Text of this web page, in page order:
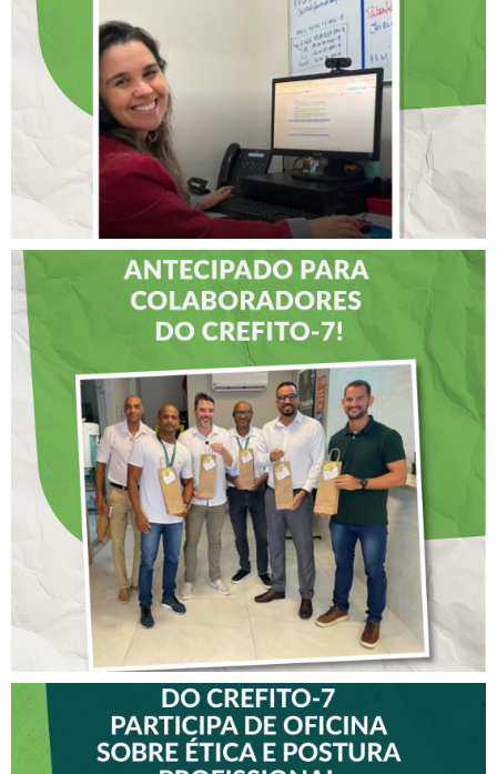
RENOMADO PROGRAMA
INTERNACIONAL DE
LIDERANÇAS
DIA DOS PAIS É
ANTECIPADO PARA
COLABORADORES DO
CREFITO-7